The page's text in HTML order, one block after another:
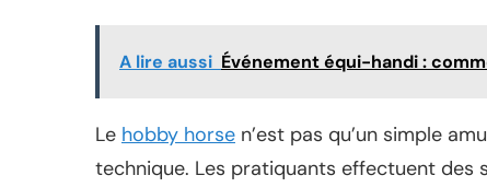
A lire aussi Événement équi-handi :
Le hobby horse n’est pas qu’un simple
technique. Les pratiquants effectuent des